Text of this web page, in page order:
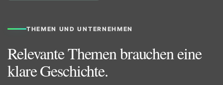
THEMEN UND UNTERNEHMEN
Relevante Themen brauchen eine
klare Geschichte.